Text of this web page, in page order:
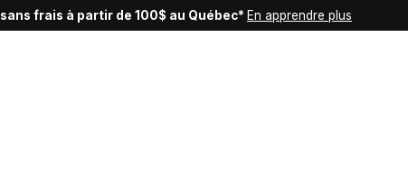
sans frais à partir de 100$ au Québec* En apprendre plus